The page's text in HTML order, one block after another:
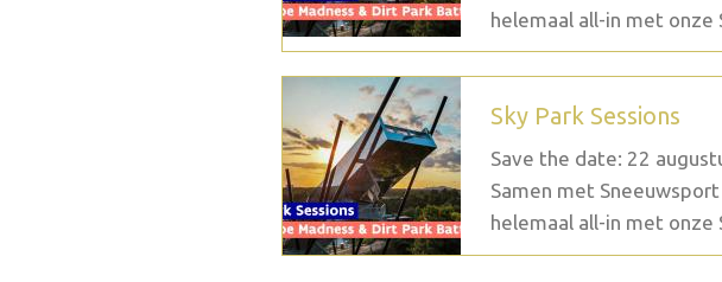
helemaal all-in met onze
Sky Park Sessions
Save the date: 22
Samen met
helemaal all-in met onze